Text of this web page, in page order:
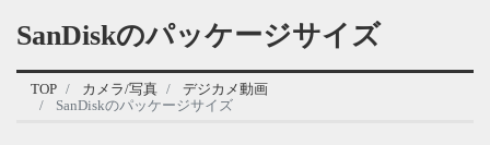
SanDiskのパッケージサイズ
TOP カメラ/写真
デジカメ動画
SanDiskのパッケージサイズ